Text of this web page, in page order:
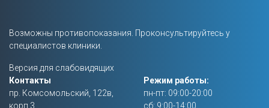
Возможны противопоказания. Проконсультируйтесь у
специалистов клиники.
Версия для слабовидящих
Контакты
пр. Комсомольский, 122в,
корп 3
Режим работы:
пн-пт: 09:00-20:00
сб: 9:00-14:00